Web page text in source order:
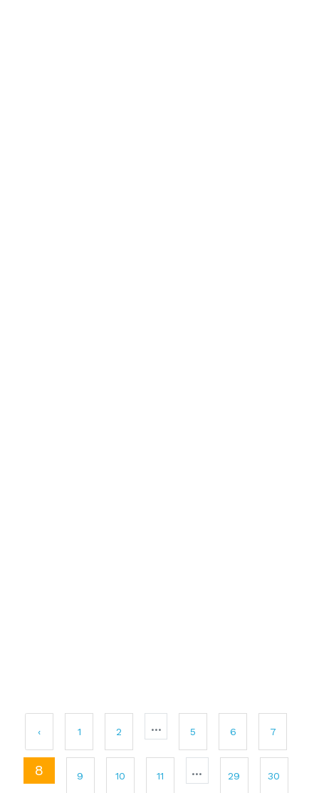
‹ 1 2 ... 5 6 7
8 9 10 11 ... 29 30